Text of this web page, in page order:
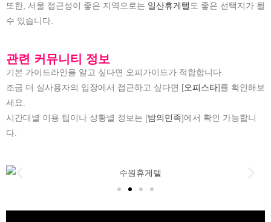
또한, 서울 접근성이 좋은 지역으로는 일산휴게텔 도 좋은 선택지가 될
수 있습니다.
관련 커뮤니티 정보
기본 가이드라인을 알고 싶다면 오피가이드가 적합합니다.
조금 더 실사용자의 입장에서 접근하고 싶다면 [오피스타]를 확인해보
세요.
시간대별 이용 팁이나 상황별 정보는 [밤의민족]에서 확인 가능합니
다.